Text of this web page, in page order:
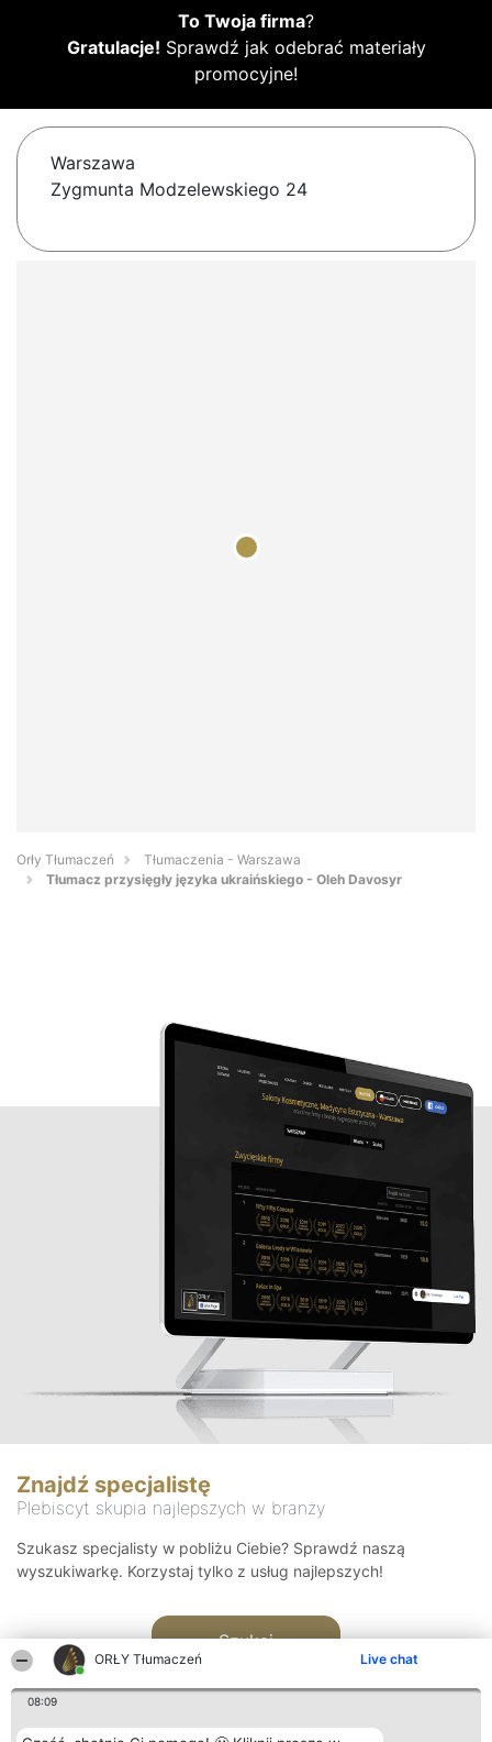
ORŁY Tłumaczeń Live chat
08:09
To Twoja firma?
Gratulacje! Sprawdź jak odebrać materiały
promocyjne!
Warszawa
Zygmunta Modzelewskiego 24
Orły Tłumaczeń
Tłumaczenia - Warszawa
Tłumacz przysięgły języka ukraińskiego - Oleh Davosyr
Znajdź specjalistę
Plebiscyt skupia najlepszych w branży
Szukasz specjalisty w pobliżu Ciebie? Sprawdź naszą
wyszukiwarkę. Korzystaj tylko z usług najlepszych!
Szukaj